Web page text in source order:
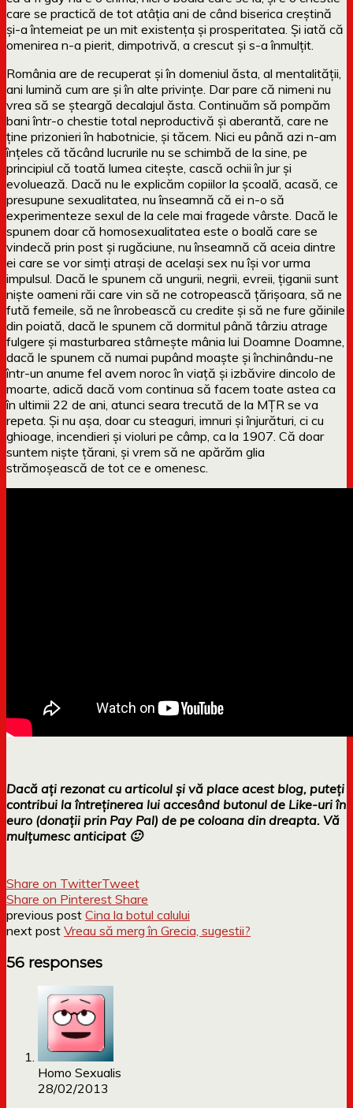
care se practică de tot atâția ani de când biserica creștină
și-a întemeiat pe un mit existența și prosperitatea. Și iată că
omenirea n-a pierit, dimpotrivă, a crescut și s-a înmulțit.
România are de recuperat și în domeniul ăsta, al mentalității,
ani lumină cum are și în alte privințe. Dar pare că nimeni nu
vrea să se șteargă decalajul ăsta. Continuăm să pompăm
bani într-o chestie total neproductivă și aberantă, care ne
ține prizonieri în habotnicie, și tăcem. Nici eu până azi n-am
înțeles că tăcând lucrurile nu se schimbă de la sine, pe
principiul că toată lumea citește, cască ochii în jur și
evoluează. Dacă nu le explicăm copiilor la școală, acasă, ce
presupune sexualitatea, nu înseamnă că ei n-o să
experimenteze sexul de la cele mai fragede vârste. Dacă le
spunem doar că homosexualitatea este o boală care se
vindecă prin post și rugăciune, nu înseamnă că aceia dintre
ei care se vor simți atrași de același sex nu își vor urma
impulsul. Dacă le spunem că ungurii, negrii, evreii, țiganii sunt
niște oameni răi care vin să ne cotropească țărișoara, să ne
fută femeile, să ne înrobească cu credite și să ne fure găinile
din poiată, dacă le spunem că dormitul până târziu atrage
fulgere și masturbarea stârnește mânia lui Doamne Doamne,
dacă le spunem că numai pupând moaște și închinându-ne
într-un anume fel avem noroc în viață și izbăvire dincolo de
moarte, adică dacă vom continua să facem toate astea ca
în ultimii 22 de ani, atunci seara trecută de la MȚR se va
repeta. Și nu așa, doar cu steaguri, imnuri și înjurături, ci cu
ghioage, incendieri și violuri pe câmp, ca la 1907. Că doar
suntem niște țărani, și vrem să ne apărăm glia
strămoșească de tot ce e omenesc.
Dacă ați rezonat cu articolul și vă place acest blog, puteți
contribui la întreținerea lui accesând butonul de Like-uri în
euro (donații prin Pay Pal) de pe coloana din dreapta. Vă
mulțumesc anticipat 🙂
Share on TwitterTweet
Share on Pinterest Share
previous post Cina la botul calului
next post Vreau să merg în Grecia, sugestii?
56 responses
Homo Sexualis
28/02/2013